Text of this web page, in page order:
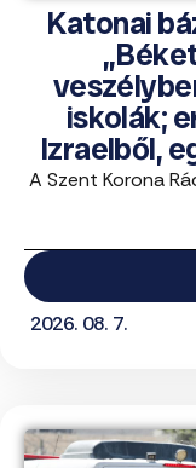
Katonai
iskolák;
Izraelből,
A Szent Korona
2026. 08. 7.